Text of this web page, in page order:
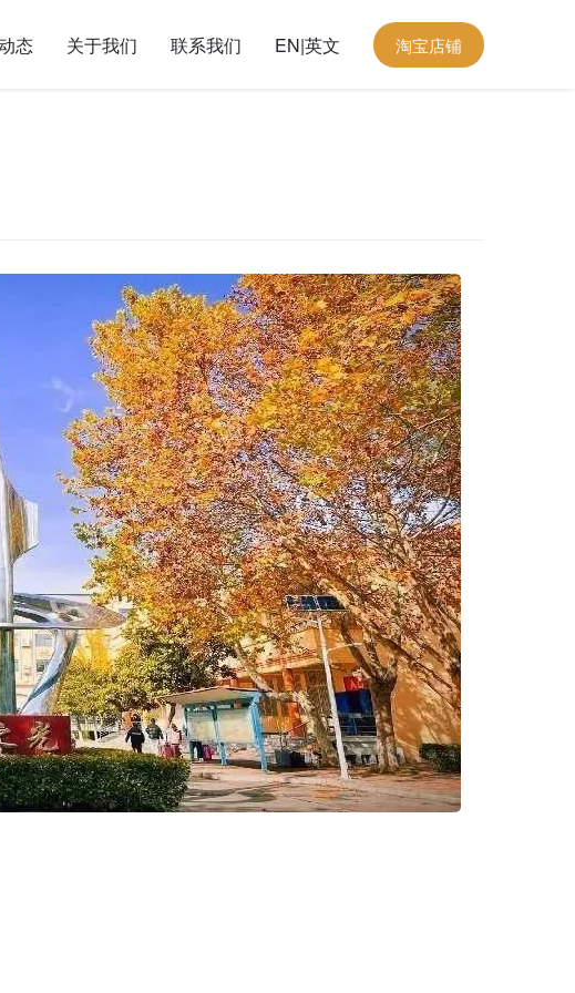
态 关于我们 联系我们 EN|英文 淘宝店铺